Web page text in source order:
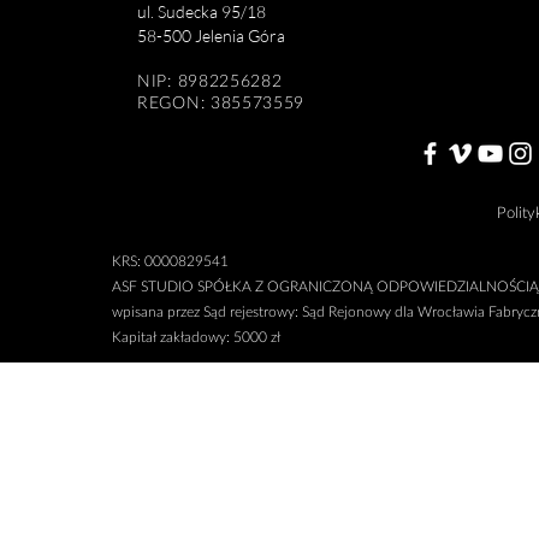
ul. Sudecka 95/18
58-500 Jelenia Góra
NIP: 8982256282
REGON: 385573559
KRS: 0000829541
ASF STUDIO SPÓŁKA Z OGRANICZONĄ ODPOWIEDZIALNOŚCIĄ
wpisana przez Sąd rejestrowy: Sąd Rejonowy dla Wrocławia
Kapitał zakładowy: 5000 zł